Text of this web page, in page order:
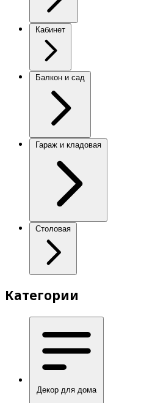
Кабинет
Балкон и сад
Гараж и кладовая
Столовая
Категории
Декор для дома